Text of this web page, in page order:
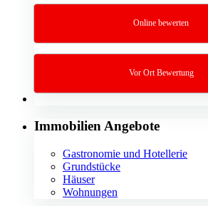
Online bewerten
Vor Ort Bewertung
Immobilien Angebote
Gastronomie und Hotellerie
Grundstücke
Häuser
Wohnungen